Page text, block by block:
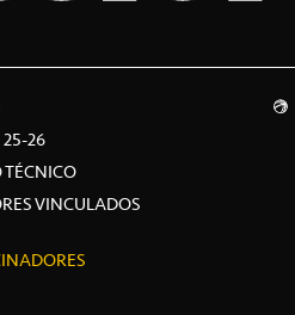
25-26
TÉCNICO
VINCULADOS